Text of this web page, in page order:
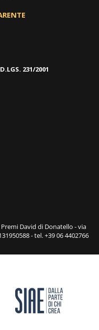
231/2001
Premi David di Donatello - via
- tel. +39 06 4402766